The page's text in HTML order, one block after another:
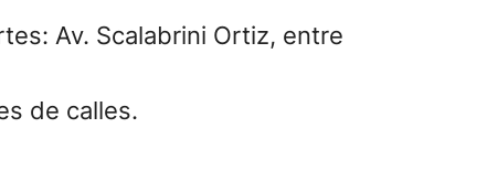
Av. Scalabrini Ortiz, entre
de calles.